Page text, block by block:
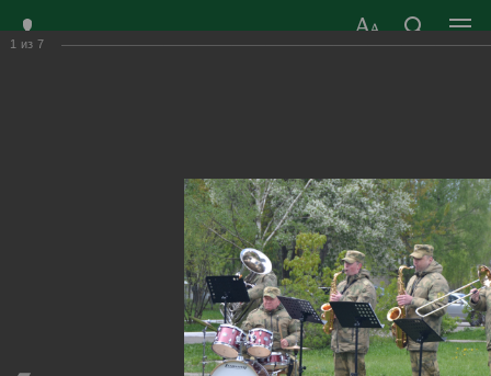
САМОУПРАВЛЕНИЯ
г. Радужный, 1 квартал, д.55
Адрес здания администрации
radugn@avo.ru
Электронная почта
1 из 7